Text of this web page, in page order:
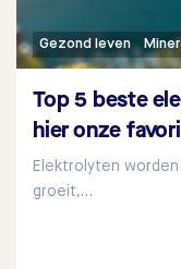
Gezond leven
Top 5 beste
hier onze
Elektrolyten
groeit,…